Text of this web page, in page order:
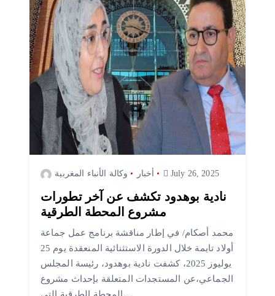
وكالة الأنباء المغربية أخبار July 26, 2025
نادية بوهدود تكشف عن آخر تطورات
مشروع المحطة الطرقية
محمد أصكام/ في إطار مناقشة برنامج عمل جماعة
أولاد تايمة خلال الدورة الاستثنائية المنعقدة يوم 25
يوليوز 2025، كشفت نادية بوهدود، رئيسة المجلس
الجماعي،عن المستجدات المتعلقة بإحداث مشروع